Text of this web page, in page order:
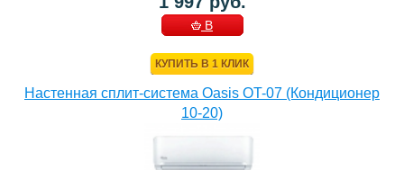
В
КУПИТЬ В 1 КЛИК
Настенная сплит-система Oasis OT-07 (Кондиционер
10-20)